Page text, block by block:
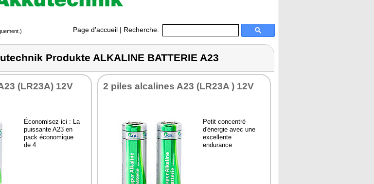
Page d'accueil | Recherche:
Produkte ALKALINE BATTERIE A23
(LR23A) 12V
Économisez ici : La
puissante A23 en
pack économique
de 4
2 piles alcalines A23 (LR23A ) 12V
Petit concentré
d'énergie avec une
excellente
endurance